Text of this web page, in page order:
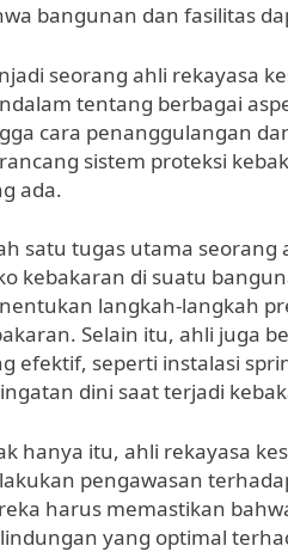
bangunan dan fasilitas
seorang ahli rekayasa
tentang berbagai
cara penanggulangan
sistem proteksi
ada.
satu tugas utama
kebakaran di suatu
langkah-langkah
Selain itu, ahli juga
efektif, seperti instalasi
dini saat terjadi
hanya itu, ahli rekayasa
pengawasan
harus memastikan
yang optimal